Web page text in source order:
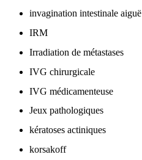
invagination intestinale aiguë
IRM
Irradiation de métastases
IVG chirurgicale
IVG médicamenteuse
Jeux pathologiques
kératoses actiniques
korsakoff